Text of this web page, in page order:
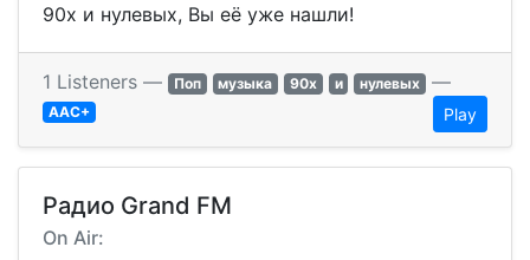
90х и нулевых, Вы её уже нашли!
1 Listeners — Поп музыка 90х и нулевых —
AAC+ Play
Радио Grand FM
On Air: